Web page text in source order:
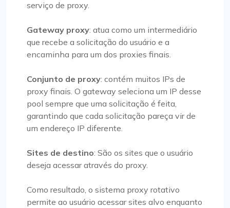
serviço de proxy.
Gateway proxy: atua como um intermediário
que recebe a solicitação do usuário e a
encaminha para um dos proxies finais.
Conjunto de proxy: contém muitos IPs de
proxy finais. O gateway seleciona um IP desse
pool sempre que uma solicitação é feita,
garantindo que cada solicitação pareça vir de
um endereço IP diferente.
Sites de destino: São os sites que o usuário
deseja acessar através do proxy.
Como resultado, o sistema proxy rotativo
permite ao usuário acessar sites alvo enquanto